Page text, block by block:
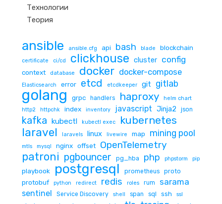
Технологии
Теория
ansible ansible.cfg api bash blade blockchain
certificate ci/cd clickhouse cluster config
context database docker docker-compose
Elasticsearch error etcd etcdkeeper git gitlab
golang grpc handlers haproxy
helm chart
http2
httpchk index inventory javascript Jinja2 json
kafka kubectl kubectl exec kubernetes
laravel laravels linux livewire map mining pool
mtls mysql nginx offset OpenTelemetry
patroni pgbouncer pg_hba php phpstorm pip
playbook postgresql prometheus proto
protobuf python redirect redis roles rum sarama
sentinel Service Discovery shell span sql ssh ssl